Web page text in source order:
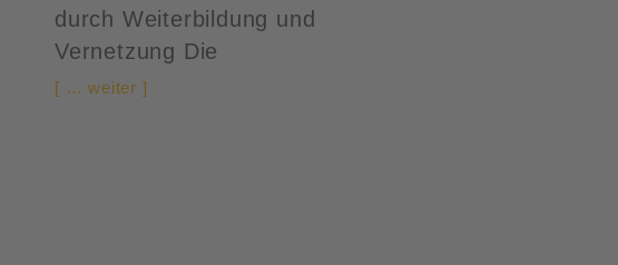
durch Weiterbildung und
Vernetzung Die
[ … weiter ]